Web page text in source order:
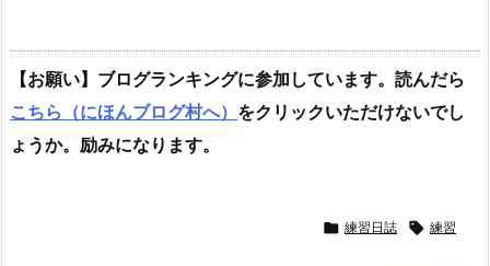
【お願い】ブログランキングに参加しています。読んだら
こちら（にほんブログ村へ） をクリックいただけないでし
ょうか。励みになります。
 練習日誌  練習